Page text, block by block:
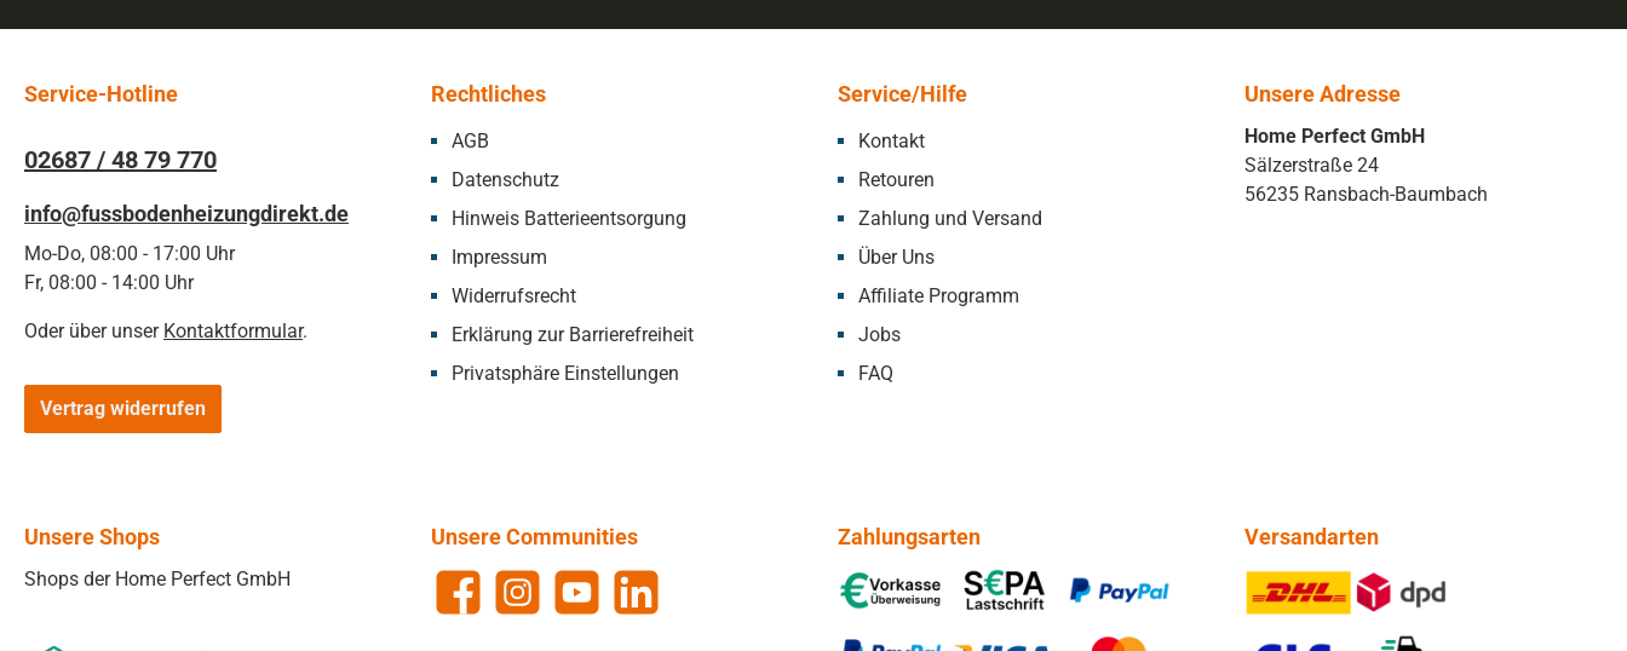
Service-Hotline
02687 / 48 79 770
info@fussbodenheizungdirekt.de
Mo-Do, 08:00 - 17:00 Uhr
Fr, 08:00 - 14:00 Uhr
Oder über unser Kontaktformular.
Vertrag widerrufen
Rechtliches
AGB
Datenschutz
Hinweis Batterieentsorgung
Impressum
Widerrufsrecht
Erklärung zur Barrierefreiheit
Privatsphäre Einstellungen
Service/Hilfe
Kontakt
Retouren
Zahlung und Versand
Über Uns
Affiliate Programm
Jobs
FAQ
Zahlungsarten
Vorkasse, SEPA-Lastschrift, PayPal
Versandarten
Unsere Adresse
Home Perfect GmbH
Sälzerstraße 24
56235 Ransbach-Baumbach
Unsere Communities
FacebookInstagramYouTubeLinkedIn
Unsere Shops
Shops der Home Perfect GmbH